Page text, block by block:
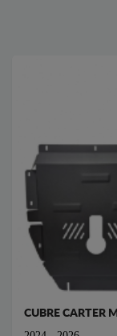
CUBRE CARTER